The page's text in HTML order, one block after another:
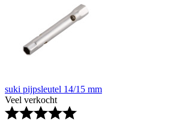
suki pijpsleutel 14/15 mm
Veel verkocht